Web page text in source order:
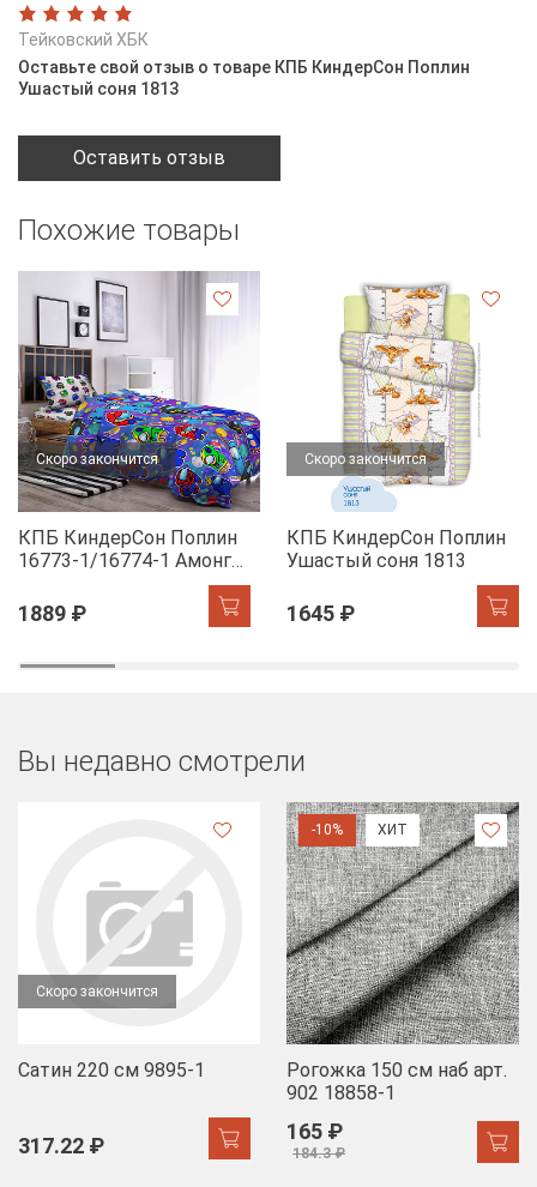
Тейковский ХБК
Оставьте свой отзыв о товаре КПБ КиндерСон Поплин
Ушастый соня 1813
Оставить отзыв
Похожие товары
Скоро закончится
КПБ КиндерСон Поплин
16773-1/16774-1 Амонг
1889 ₽
Скоро закончится
КПБ КиндерСон Поплин
Ушастый соня 1813
1645 ₽
Вы недавно смотрели
Скоро закончится
Сатин 220 см 9895-1
317.22 ₽
-10% ХИТ
Рогожка 150 см наб арт.
902 18858-1
165 ₽
184.3 ₽